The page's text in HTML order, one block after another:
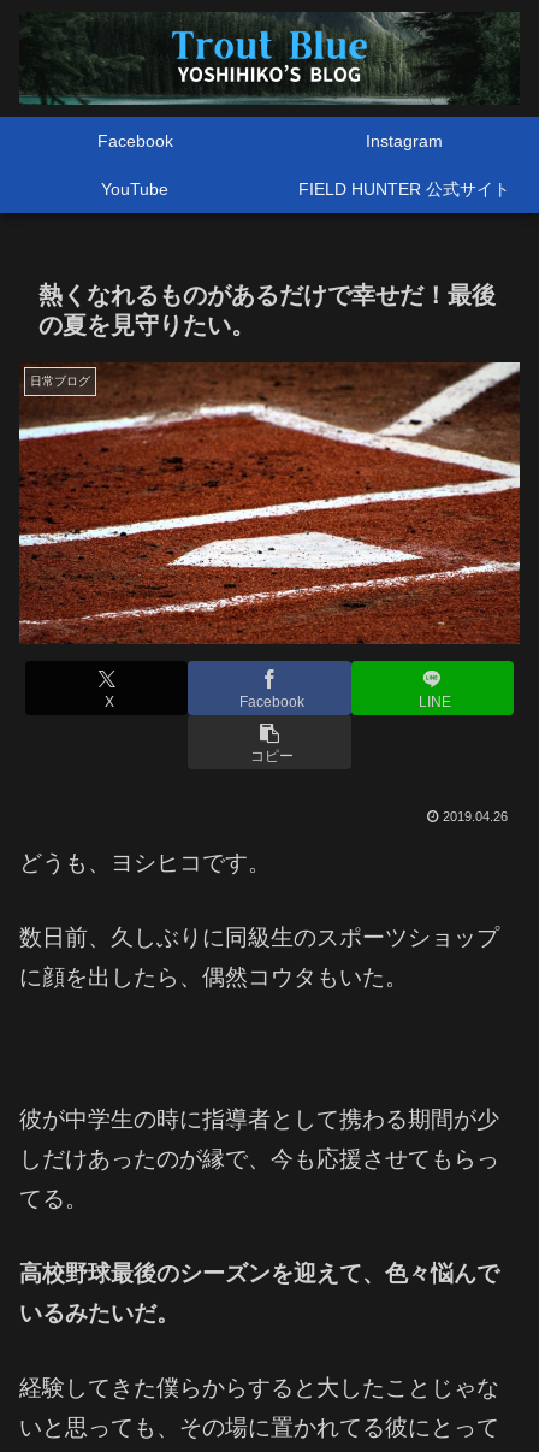
Facebook Instagram
YouTube FIELD HUNTER 公式サイト
熱くなれるものがあるだけで幸せだ！最後
の夏を見守りたい。
日常ブログ
X Facebook LINE
コピー
2019.04.26
どうも、ヨシヒコです。
数日前、久しぶりに同級生のスポーツショップ
に顔を出したら、偶然コウタもいた。
彼が中学生の時に指導者として携わる期間が少
しだけあったのが縁で、今も応援させてもらっ
てる。
高校野球最後のシーズンを迎えて、色々悩んで
いるみたいだ。
経験してきた僕らからすると大したことじゃな
いと思っても、その場に置かれてる彼にとって